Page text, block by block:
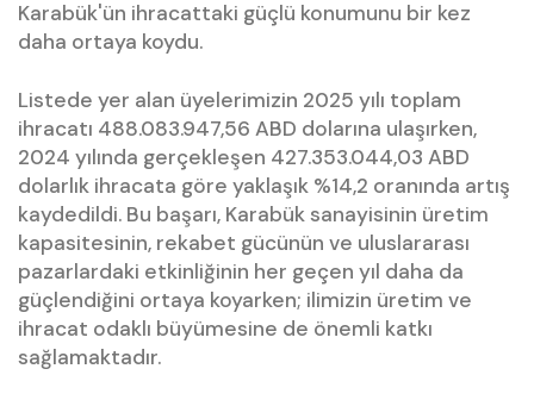
Karabük'ün ihracattaki güçlü konumunu bir kez
daha ortaya koydu.
Listede yer alan üyelerimizin 2025 yılı toplam
ihracatı 488.083.947,56 ABD dolarına ulaşırken,
2024 yılında gerçekleşen 427.353.044,03 ABD
dolarlık ihracata göre yaklaşık %14,2 oranında artış
kaydedildi. Bu başarı, Karabük sanayisinin üretim
kapasitesinin, rekabet gücünün ve uluslararası
pazarlardaki etkinliğinin her geçen yıl daha da
güçlendiğini ortaya koyarken; ilimizin üretim ve
ihracat odaklı büyümesine de önemli katkı
sağlamaktadır.